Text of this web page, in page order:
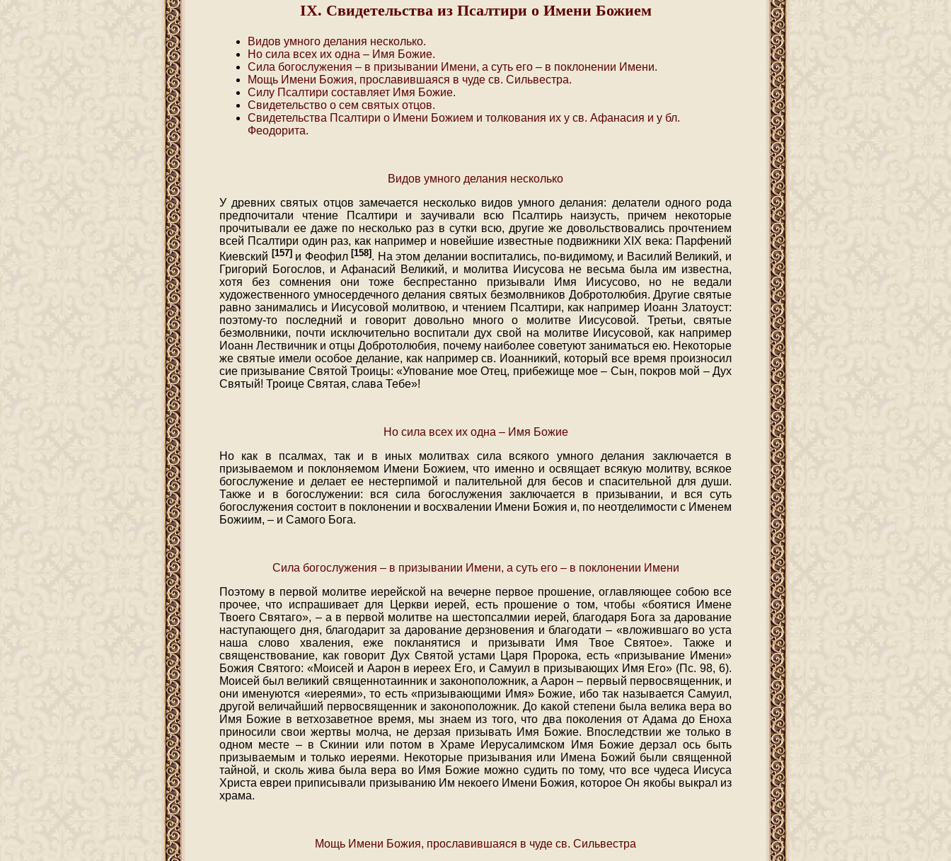
IX. Свидетельства из Псалтири о Имени Божием
Видов умного делания несколько.
Но сила всех их одна – Имя Божие.
Сила богослужения – в призывании Имени, а суть его – в поклонении Имени.
Мощь Имени Божия, прославившаяся в чуде св. Сильвестра.
Силу Псалтири составляет Имя Божие.
Свидетельство о сем святых отцов.
Свидетельства Псалтири о Имени Божием и толкования их у св. Афанасия и у бл.
Феодорита.
Видов умного делания несколько
У древних святых отцов замечается несколько видов умного делания: делатели одного рода
предпочитали чтение Псалтири и заучивали всю Псалтирь наизусть, причем некоторые
прочитывали ее даже по несколько раз в сутки всю, другие же довольствовались прочтением
всей Псалтири один раз, как например и новейшие известные подвижники XIX века: Парфений
Киевский [157]и Феофил[158] . На этом делании воспитались, по-видимому, и Василий Великий, и
Григорий Богослов, и Афанасий Великий, и молитва Иисусова не весьма была им известна,
хотя без сомнения они тоже беспрестанно призывали Имя Иисусово, но не ведали
художественного умносердечного делания святых безмолвников Добротолюбия. Другие святые
равно занимались и Иисусовой молитвою, и чтением Псалтири, как например Иоанн Златоуст:
поэтому-то последний и говорит довольно много о молитве Иисусовой. Третьи, святые
безмолвники, почти исключительно воспитали дух свой на молитве Иисусовой, как например
Иоанн Лествичник и отцы Добротолюбия, почему наиболее советуют заниматься ею. Некоторые
же святые имели особое делание, как например св. Иоанникий, который все время произносил
сие призывание Святой Троицы: «Упование мое Отец, прибежище мое – Сын, покров мой – Дух
Святый! Троице Святая, слава Тебе»!
Но сила всех их одна – Имя Божие
Но как в псалмах, так и в иных молитвах сила всякого умного делания заключается в
призываемом и поклоняемом Имени Божием, что именно и освящает всякую молитву, всякое
богослужение и делает ее нестерпимой и палительной для бесов и спасительной для души.
Также и в богослужении: вся сила богослужения заключается в призывании, и вся суть
богослужения состоит в поклонении и восхвалении Имени Божия и, по неотделимости с Именем
Божиим, – и Самого Бога.
Сила богослужения – в призывании Имени, а суть его – в поклонении Имени
Поэтому в первой молитве иерейской на вечерне первое прошение, оглавляющее собою все
прочее, что испрашивает для Церкви иерей, есть прошение о том, чтобы «боятися Имене
Твоего Святаго», – а в первой молитве на шестопсалмии иерей, благодаря Бога за дарование
наступающего дня, благодарит за дарование дерзновения и благодати – «вложившаго во уста
наша слово хваления, еже покланятися и призывати Имя Твое Святое». Также и
священствование, как говорит Дух Святой устами Царя Пророка, есть «призывание Имени»
Божия Святого: «Моисей и Аарон в иереех Его, и Самуил в призывающих Имя Его» (Пс. 98, 6).
Моисей был великий священнотаинник и законоположник, а Аарон – первый первосвященник, и
они именуются «иереями», то есть «призывающими Имя» Божие, ибо так называется Самуил,
другой величайший первосвященник и законоположник. До какой степени была велика вера во
Имя Божие в ветхозаветное время, мы знаем из того, что два поколения от Адама до Еноха
приносили свои жертвы молча, не дерзая призывать Имя Божие. Впоследствии же только в
одном месте – в Скинии или потом в Храме Иерусалимском Имя Божие дерзал ось быть
призываемым и только иереями. Некоторые призывания или Имена Божий были священной
тайной, и сколь жива была вера во Имя Божие можно судить по тому, что все чудеса Иисуса
Христа евреи приписывали призыванию Им некоего Имени Божия, которое Он якобы выкрал из
храма.
Мощь Имени Божия, прославившаяся в чуде св. Сильвестра